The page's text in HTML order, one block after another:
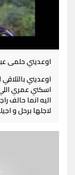
اوعديني حلمى
اوعديني
اسكني عمري
اليه انما حالف
لاجلها برحل و